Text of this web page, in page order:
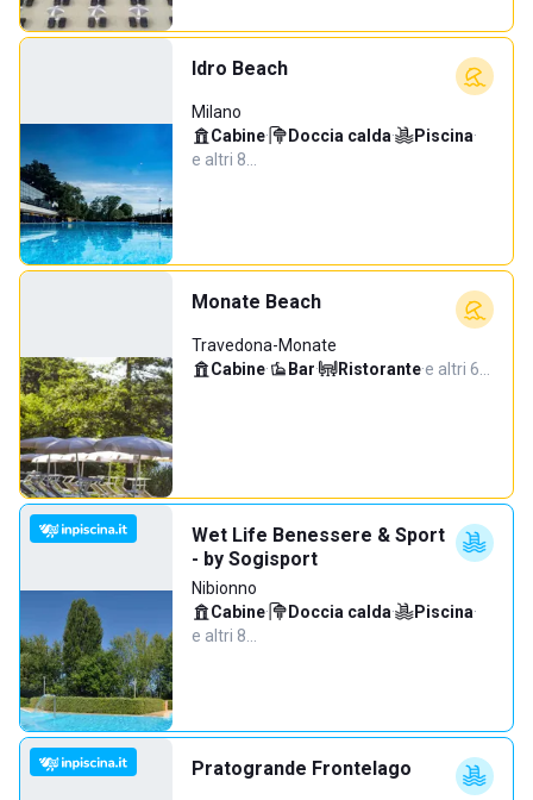
Idro Beach
Milano
Cabine· Doccia calda· Piscina·
e altri 8…
Monate Beach
Travedona-Monate
Cabine· Bar· Ristorante·e altri 6…
Wet Life Benessere & Sport
- by Sogisport
Nibionno
Cabine· Doccia calda· Piscina·
e altri 8…
Pratogrande Frontelago